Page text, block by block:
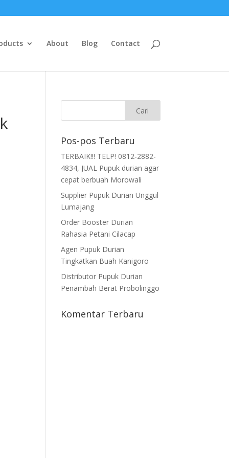
About Blog Contact
Pos-pos Terbaru
TERBAIK!!! TELP! 0812-2882-
4834, JUAL Pupuk durian agar
cepat berbuah Morowali
Supplier Pupuk Durian Unggul
Lumajang
Order Booster Durian
Rahasia Petani Cilacap
Agen Pupuk Durian
Tingkatkan Buah Kanigoro
Distributor Pupuk Durian
Penambah Berat Probolinggo
Komentar Terbaru